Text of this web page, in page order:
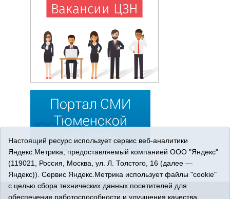
© 2026 Сетевое издание «Ишимская правда». 16+. Все
Настоящий ресурс использует сервис веб-аналитики
Яндекс.Метрика, предоставляемый компанией ООО "Яндекс"
(119021, Россия, Москва, ул. Л. Толстого, 16 (далее —
Яндекс)). Сервис Яндекс.Метрика использует файлы "cookie"
с целью сбора технических данных посетителей для
обеспечения работоспособности и улучшения качества